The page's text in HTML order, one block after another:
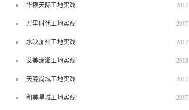
华银天际工地实践 2017
万里时代工地实践 2017
水映加州工地实践 2017
艾美潇湘工地实践 2013
天麓尚城工地实践 2017
和美星城工地实践 2017